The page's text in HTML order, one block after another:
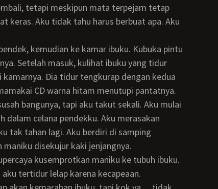
keras. Aku tidak tahu harus berbuat apa. Aku
Setelah masuk, kulihat ibuku yang tidur
Dia tidur tengkurap dengan kedua
CD warna hitam menutupi pantatnya.
dalam celana pendekku. Aku merasakan
tak tahan lagi. Aku berdiri di samping
disekujur kaki jenjangnya.
tertidur lelap karena kecapeaan.